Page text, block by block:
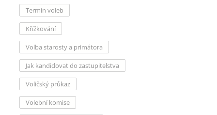
Termín voleb
Křížkování
Volba starosty a primátora
Jak kandidovat do zastupitelstva
Voličský průkaz
Volební komise